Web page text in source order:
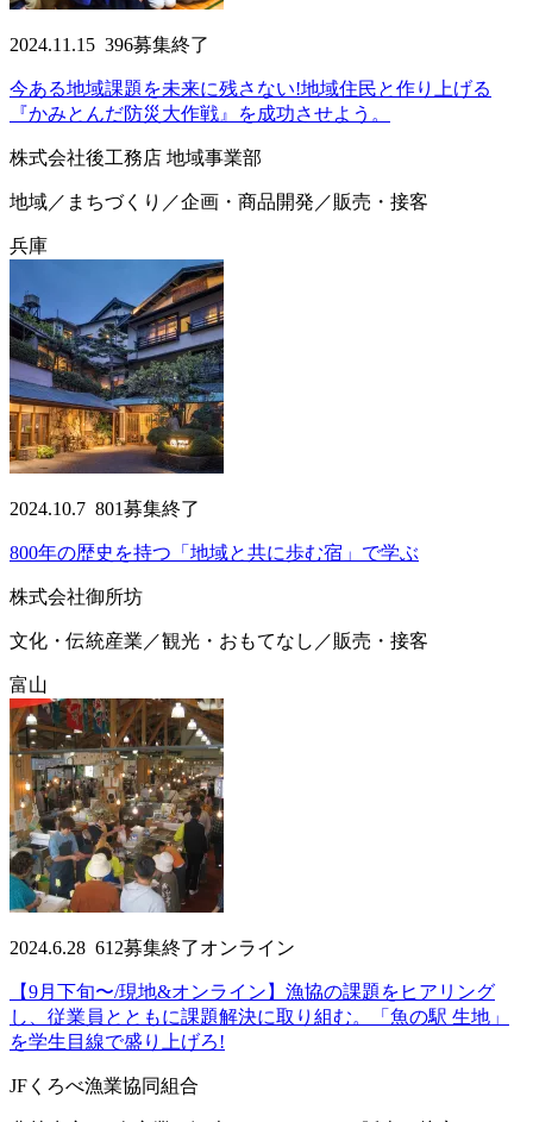
2024.11.15 396募集終了
今ある地域課題を未来に残さない!地域住民と作り上げる
『かみとんだ防災大作戦』を成功させよう。
株式会社後工務店 地域事業部
地域／まちづくり／企画・商品開発／販売・接客
兵庫
2024.10.7 801募集終了
800年の歴史を持つ「地域と共に歩む宿」で学ぶ
株式会社御所坊
文化・伝統産業／観光・おもてなし／販売・接客
富山
2024.6.28 612募集終了オンライン
【9月下旬〜/現地&オンライン】漁協の課題をヒアリング
し、従業員とともに課題解決に取り組む。「魚の駅 生地」
を学生目線で盛り上げろ!
JFくろべ漁業協同組合